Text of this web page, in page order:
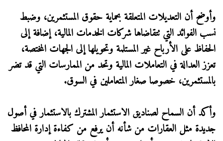
وأوضح أن التعديلات المتعلقة بحماية حقوق المستثمرين، وضبط
نسب الفوائد التي تتقاضاها شركات الخدمات المالية، إضافة إلى
الحفاظ على الأرباح غير المستلمة وتحويلها إلى الجهات المختصة،
تعزز العدالة في التعاملات المالية وتحد من الممارسات التي قد تضر
بالمستثمرين، خصوصا صغار المتعاملين في السوق.
وأكد أن السماح لصناديق الاستثمار المشترك بالاستثمار في أصول
جديدة مثل العقارات من شأنه أن يرفع من كفاءة إدارة المحافظ